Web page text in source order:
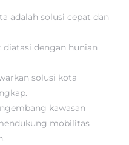
adalah solusi cepat dan
dengan hunian
solusi kota
kawasan
mobilitas